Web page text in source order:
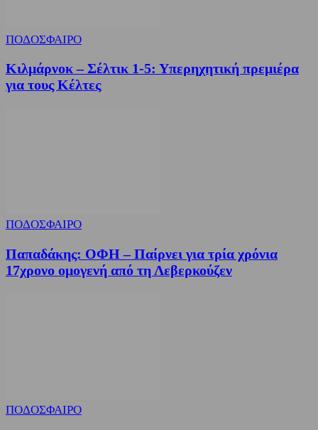
ΠΟΔΟΣΦΑΙΡΟ
Κιλμάρνοκ – Σέλτικ 1-5: Υπερηχητική πρεμιέρα
για τους Κέλτες
ΠΟΔΟΣΦΑΙΡΟ
Παπαδάκης: ΟΦΗ – Παίρνει για τρία χρόνια
17χρονο ομογενή από τη Λεβερκούζεν
ΠΟΔΟΣΦΑΙΡΟ